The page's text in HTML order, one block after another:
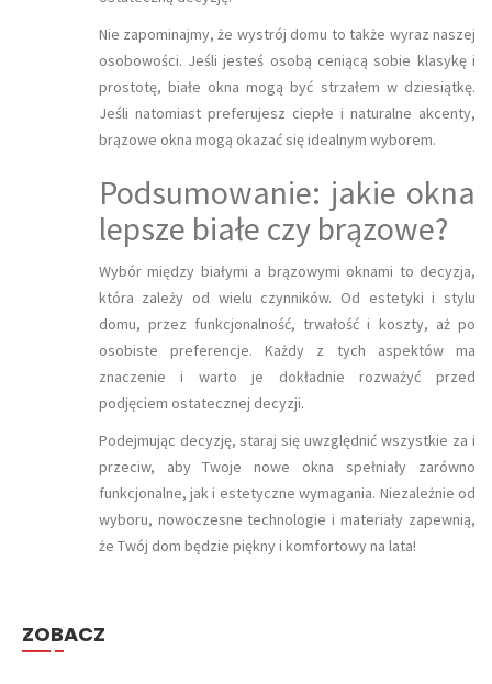
Nie zapominajmy, że wystrój domu to także wyraz naszej
osobowości. Jeśli jesteś osobą ceniącą sobie klasykę i
prostotę, białe okna mogą być strzałem w dziesiątkę.
Jeśli natomiast preferujesz ciepłe i naturalne akcenty,
brązowe okna mogą okazać się idealnym wyborem.
Podsumowanie: jakie okna
lepsze białe czy brązowe?
Wybór między białymi a brązowymi oknami to decyzja,
która zależy od wielu czynników. Od estetyki i stylu
domu, przez funkcjonalność, trwałość i koszty, aż po
osobiste preferencje. Każdy z tych aspektów ma
znaczenie i warto je dokładnie rozważyć przed
podjęciem ostatecznej decyzji.
Podejmując decyzję, staraj się uwzględnić wszystkie za i
przeciw, aby Twoje nowe okna spełniały zarówno
funkcjonalne, jak i estetyczne wymagania. Niezależnie od
wyboru, nowoczesne technologie i materiały zapewnią,
że Twój dom będzie piękny i komfortowy na lata!
ZOBACZ